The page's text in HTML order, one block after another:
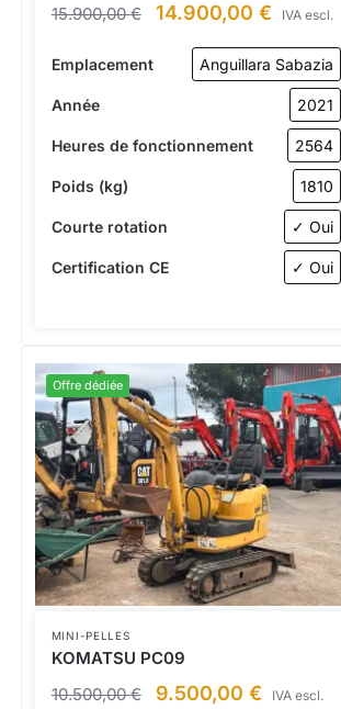
15.900,00€ 14.900,00 € IVA escl.
Emplacement Anguillara Sabazia
Année 2021
Heures de fonctionnement 2564
Poids (kg) 1810
Courte rotation ✓ Oui
Certification CE ✓ Oui
Offre dédiée
MINI-PELLES
KOMATSU PC09
10.500,00€ 9.500,00 € IVA escl.